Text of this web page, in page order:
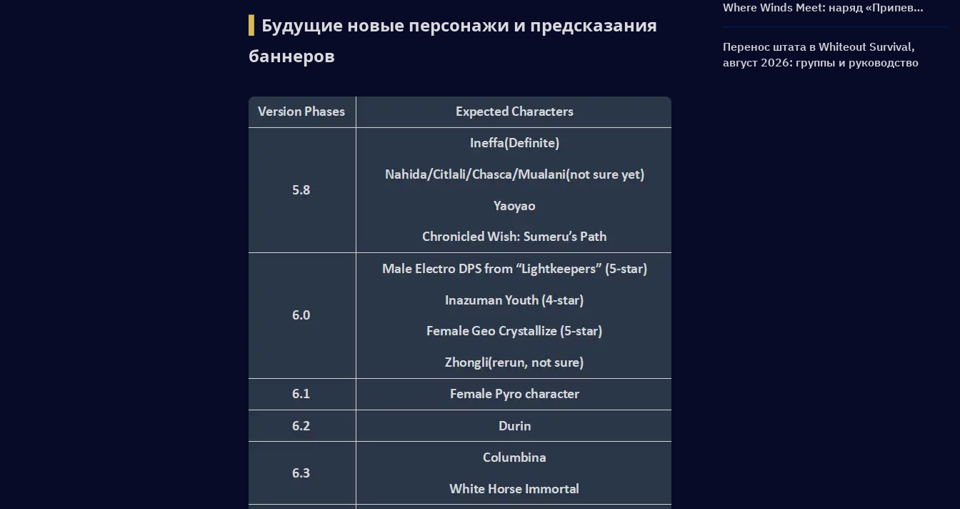
Будущие новые персонажи и предсказания
баннеров
Where Winds Meet: наряд «Припев
тоски» и облик оружия «Безмолвный
голос: Ария герба» уже в игре!
Перенос штата в Whiteout Survival,
август 2026: группы и руководство